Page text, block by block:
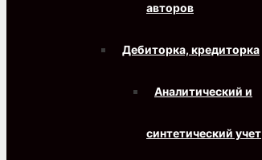
авторов
Дебиторка, кредиторка
Аналитический и
синтетический учет